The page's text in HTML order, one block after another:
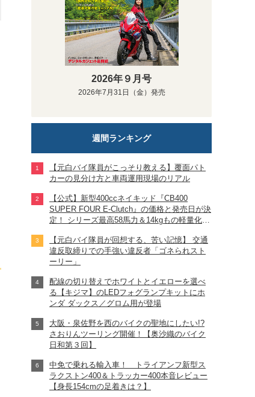
2026年９月号
2026年7月31日（金）発売
週間ランキング
【元白バイ隊員がこっそり教える】覆面パト
カーの見分け方と車両運用現場のリアル
【公式】新型400ccネイキッド『CB400
SUPER FOUR E-Clutch』の価格と発売日が決
定！ シリーズ最高58馬力＆14kgもの軽量化!?
【Honda2026新車ニュース】
【元白バイ隊員が回想する、苦い記憶】 交通
違反取締りでの手強い違反者「ゴネられスト
ーリー」
配線の切り替えでホワイトとイエローを選べ
る【キジマ】のLEDフォグランプキットにホ
ンダ ダックス／グロム用が登場
大阪・泉佐野を西のバイクの聖地にしたい!?
さおりんツーリング開催！【奥沙織のバイク
日和第３回】
中免で乗れる輸入車！ トライアンフ新型ス
ラクストン400＆トラッカー400本音レビュー
【身長154cmの足着きは？】